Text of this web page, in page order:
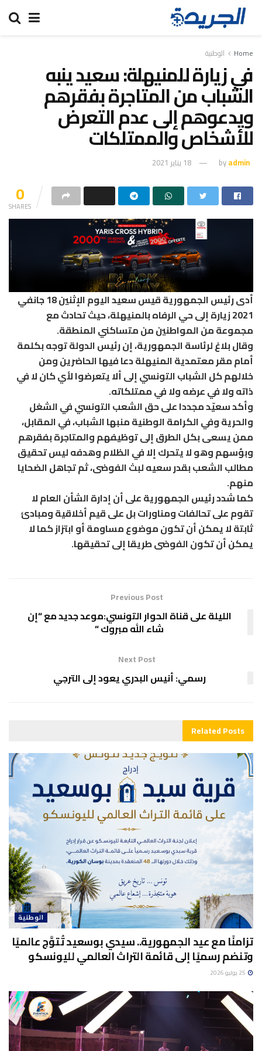
Home الوطنية
في زيارة للمنيهلة: سعيد ينبه
الشباب من المتاجرة بفقرهم
ويدعوهم إلى عدم التعرض
للأشخاص والممتلكات
byadmin 18 يناير 2021
0
SHARES
أدى رئيس الجمهورية قيس سعيد اليوم الإثنين 18 جانفي
2021 زيارة إلى حي الرفاه بالمنيهلة، حيث تحادث مع
مجموعة من المواطنين من متساكني المنطقة.
وقال بلاغ لرئاسة الجمهورية، إن رئيس الدولة توجه بكلمة
أمام مقر معتمدية المنيهلة دعا فيها الحاضرين ومن
خلالهم كل الشباب التونسي إلى ألا يتعرضوا لأي كان لا في
ذاته ولا في عرضه ولا في ممتلكاته.
وأكد سعيّد مجددا على حق الشعب التونسي في الشغل
والحرية وفي الكرامة الوطنية منبها الشباب، في المقابل،
ممن يسعى بكل الطرق إلى توظيفهم والمتاجرة بفقرهم
وبؤسهم وهو لا يتحرك إلا في الظلام وهدفه ليس تحقيق
مطالب الشعب بقدر سعيه لبث الفوضى، ثم تجاهل الضحايا
منهم.
كما شدد رئيس الجمهورية على أن إدارة الشأن العام لا
تقوم على تحالفات ومناورات بل على قيم أخلاقية ومبادئ
ثابتة لا يمكن أن تكون موضوع مساومة أو ابتزاز كما لا
يمكن أن تكون الفوضى طريقا إلى تحقيقها.
Previous Post
الليلة على قناة الحوار التونسي:موعد جديد مع “إن
شاء الله مبروك “
Next Post
رسمي: أنيس البدري يعود إلى الترجي
RelatedPosts
الوطنية
تزامنًا مع عيد الجمهورية.. سيدي بوسعيد تُتوَّج عالميًا
وتنضم رسميًا إلى قائمة التراث العالمي لليونسكو